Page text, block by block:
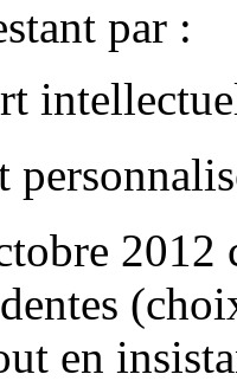
par :
2012
en